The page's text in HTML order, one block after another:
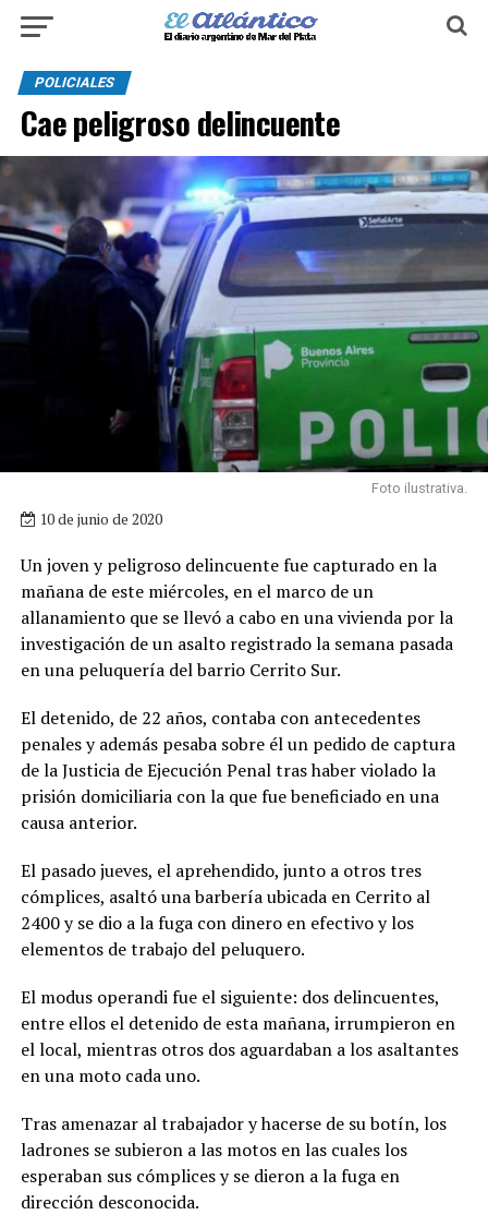
POLICIALES
Cae peligroso delincuente
Foto ilustrativa.
10 de junio de 2020
Un joven y peligroso delincuente fue capturado en la
mañana de este miércoles, en el marco de un
allanamiento que se llevó a cabo en una vivienda por la
investigación de un asalto registrado la semana pasada
en una peluquería del barrio Cerrito Sur.
El detenido, de 22 años, contaba con antecedentes
penales y además pesaba sobre él un pedido de captura
de la Justicia de Ejecución Penal tras haber violado la
prisión domiciliaria con la que fue beneficiado en una
causa anterior.
El pasado jueves, el aprehendido, junto a otros tres
cómplices, asaltó una barbería ubicada en Cerrito al
2400 y se dio a la fuga con dinero en efectivo y los
elementos de trabajo del peluquero.
El modus operandi fue el siguiente: dos delincuentes,
entre ellos el detenido de esta mañana, irrumpieron en
el local, mientras otros dos aguardaban a los asaltantes
en una moto cada uno.
Tras amenazar al trabajador y hacerse de su botín, los
ladrones se subieron a las motos en las cuales los
esperaban sus cómplices y se dieron a la fuga en
dirección desconocida.